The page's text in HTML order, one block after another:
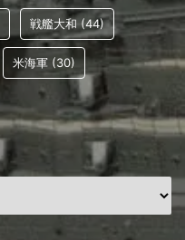
戦艦大和 (44)
米海軍 (30)